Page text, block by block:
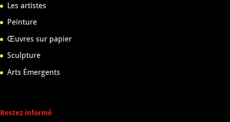
Les artistes
Peinture
Œuvres sur papier
Sculpture
Arts Émergents
Restez informé